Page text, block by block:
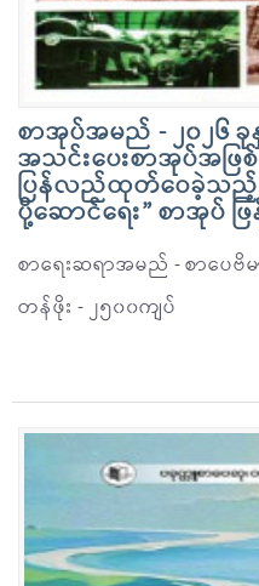
စာအုပ်အမည် - ၂၀၂၆
အသင်းပေးစာအုပ်အဖြ
ပြန်လည်ထုတ်ဝေခဲ့သ
ပို့ဆောင်ရေး” စာအုပ် ဖြ
စာရေးဆရာအမည် - စာပေဗိ
တန်ဖိုး - ၂၅၀၀ကျပ်